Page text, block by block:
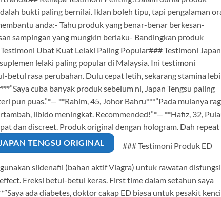
bukti paling bernilai. Iklan boleh tipu, tapi pengalaman
anda:- Tahu produk yang benar-benar berkesan-
sampingan yang mungkin berlaku- Bandingkan produk
Ubat Kuat Lelaki Paling Popular### Testimoni Japan
lelaki paling popular di Malaysia. Ini testimoni
betul rasa perubahan. Dulu cepat letih, sekarang stamina
cuba banyak produk sebelum ni, Japan Tengsu paling
pun puas.”*— **Rahim, 45, Johor Bahru***”Pada mulanya
libido meningkat. Recommended!”*— **Hafiz, 32,
dan discreet. Produk original dengan hologram. Dah repeat
TENGSU ORIGINAL ### Testimoni Produk ED
sildenafil (bahan aktif Viagra) untuk rawatan disfungsi
Ereksi betul-betul keras. First time dalam setahun saya
ada diabetes, doktor cakap ED biasa untuk pesakit